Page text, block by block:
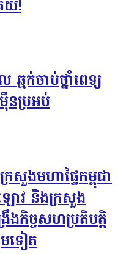
យ!
ឆ្មក់ចាប់ថ្នាំពេទ្យ
នប្រអប់
សួងមហាផ្ទៃកម្ពុជា
ាវ និងក្រសួង
ងកិច្ចសហប្រតិបត្តិ
មទៀត